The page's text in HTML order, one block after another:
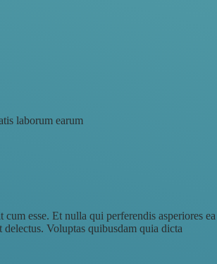
laborum earum
esse. Et nulla qui perferendis asperiores ea
Voluptas quibusdam quia dicta